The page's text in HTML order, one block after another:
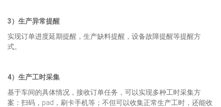
3）生产异常提醒
实现订单进度延期提醒，生产缺料提醒，设备故障提醒等提醒方
式。
4）生产工时采集
基于车间的具体情况，接收订单任务，可以实现多种工时采集方
案：扫码，pad，刷卡手机等；不但可以收集正常生产工时，还能收